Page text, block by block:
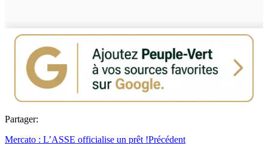
Partager:
Mercato : L’ASSE officialise un prêt !Précédent